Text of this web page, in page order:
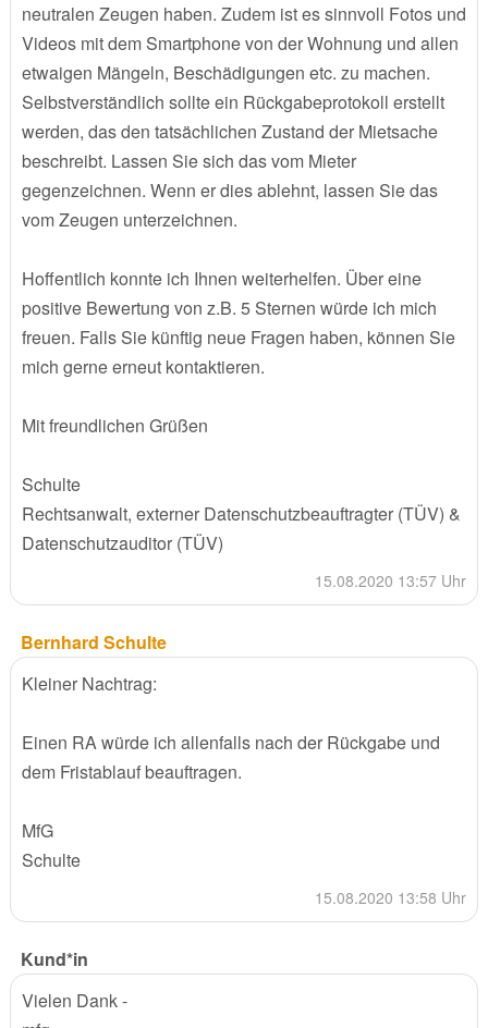
neutralen Zeugen haben. Zudem ist es sinnvoll Fotos und
Videos mit dem Smartphone von der Wohnung und allen
etwaigen Mängeln, Beschädigungen etc. zu machen.
Selbstverständlich sollte ein Rückgabeprotokoll erstellt
werden, das den tatsächlichen Zustand der Mietsache
beschreibt. Lassen Sie sich das vom Mieter
gegenzeichnen. Wenn er dies ablehnt, lassen Sie das
vom Zeugen unterzeichnen.
Hoffentlich konnte ich Ihnen weiterhelfen. Über eine
positive Bewertung von z.B. 5 Sternen würde ich mich
freuen. Falls Sie künftig neue Fragen haben, können Sie
mich gerne erneut kontaktieren.
Mit freundlichen Grüßen
Schulte
Rechtsanwalt, externer Datenschutzbeauftragter (TÜV) &
Datenschutzauditor (TÜV)
15.08.2020 13:57 Uhr
Bernhard Schulte
Kleiner Nachtrag:
Einen RA würde ich allenfalls nach der Rückgabe und
dem Fristablauf beauftragen.
MfG
Schulte
15.08.2020 13:58 Uhr
Kund*in
Vielen Dank -